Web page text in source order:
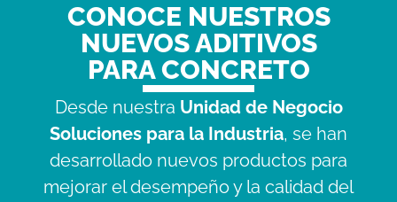
CONOCE NUESTROS
NUEVOS ADITIVOS
PARA CONCRETO
Desde nuestra Unidad de Negocio
Soluciones para la Industria, se han
desarrollado nuevos productos para
mejorar el desempeño y la calidad del